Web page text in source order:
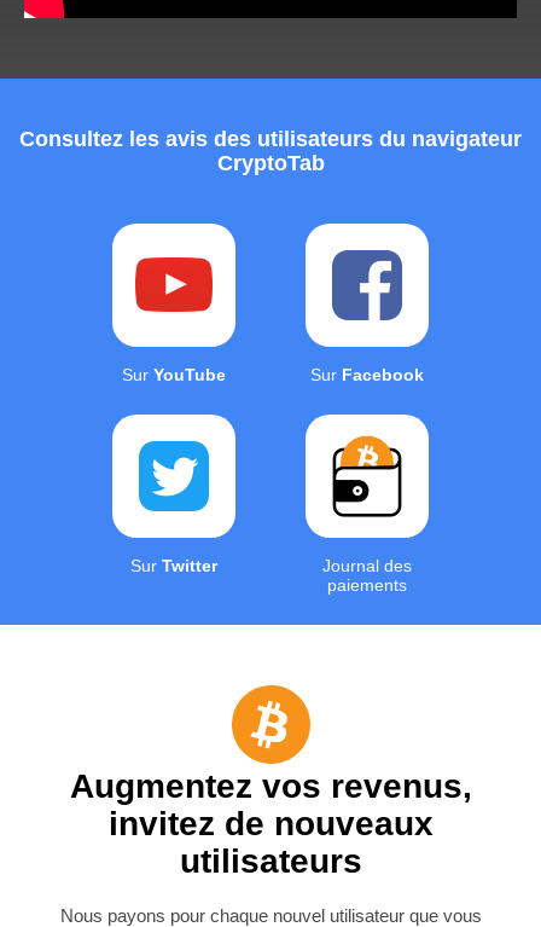
Consultez les avis des utilisateurs du navigateur
CryptoTab
Sur YouTube Sur Facebook
Sur Twitter
Journal des
paiements
Augmentez vos revenus,
invitez de nouveaux
utilisateurs
Nous payons pour chaque nouvel utilisateur que vous